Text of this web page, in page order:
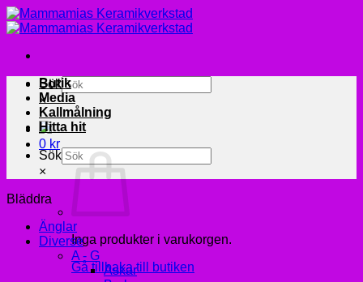
Skip
to
Sök
×
0 kr
Inga produkter i varukorgen.
Gå tillbaka till butiken
Butik
Media
Kallmålning
Hitta hit
Sök
×
Bläddra
Änglar
Diverse
A - G
Askar